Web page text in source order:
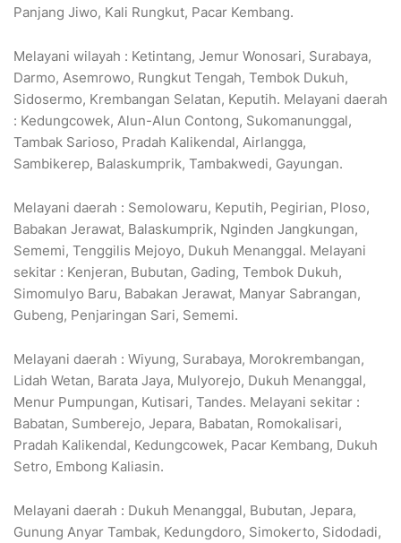
Panjang Jiwo, Kali Rungkut, Pacar Kembang.
Melayani wilayah : Ketintang, Jemur Wonosari, Surabaya,
Darmo, Asemrowo, Rungkut Tengah, Tembok Dukuh,
Sidosermo, Krembangan Selatan, Keputih. Melayani daerah
: Kedungcowek, Alun-Alun Contong, Sukomanunggal,
Tambak Sarioso, Pradah Kalikendal, Airlangga,
Sambikerep, Balaskumprik, Tambakwedi, Gayungan.
Melayani daerah : Semolowaru, Keputih, Pegirian, Ploso,
Babakan Jerawat, Balaskumprik, Nginden Jangkungan,
Sememi, Tenggilis Mejoyo, Dukuh Menanggal. Melayani
sekitar : Kenjeran, Bubutan, Gading, Tembok Dukuh,
Simomulyo Baru, Babakan Jerawat, Manyar Sabrangan,
Gubeng, Penjaringan Sari, Sememi.
Melayani daerah : Wiyung, Surabaya, Morokrembangan,
Lidah Wetan, Barata Jaya, Mulyorejo, Dukuh Menanggal,
Menur Pumpungan, Kutisari, Tandes. Melayani sekitar :
Babatan, Sumberejo, Jepara, Babatan, Romokalisari,
Pradah Kalikendal, Kedungcowek, Pacar Kembang, Dukuh
Setro, Embong Kaliasin.
Melayani daerah : Dukuh Menanggal, Bubutan, Jepara,
Gunung Anyar Tambak, Kedungdoro, Simokerto, Sidodadi,